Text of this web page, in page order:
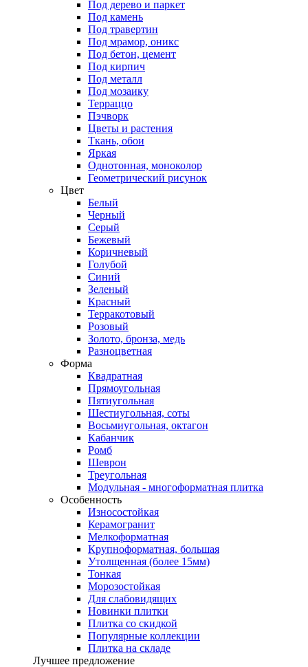
Под дерево и паркет
Под камень
Под травертин
Под мрамор, оникс
Под бетон, цемент
Под кирпич
Под металл
Под мозаику
Терраццо
Пэчворк
Цветы и растения
Ткань, обои
Яркая
Однотонная, моноколор
Геометрический рисунок
Цвет
Белый
Черный
Серый
Бежевый
Коричневый
Голубой
Синий
Зеленый
Красный
Терракотовый
Розовый
Золото, бронза, медь
Разноцветная
Форма
Квадратная
Прямоугольная
Пятиугольная
Шестиугольная, соты
Восьмиугольная, октагон
Кабанчик
Ромб
Шеврон
Треугольная
Модульная - многоформатная плитка
Особенность
Износостойкая
Керамогранит
Мелкоформатная
Крупноформатная, большая
Утолщенная (более 15мм)
Тонкая
Морозостойкая
Для слабовидящих
Новинки плитки
Плитка со скидкой
Популярные коллекции
Плитка на складе
Лучшее предложение